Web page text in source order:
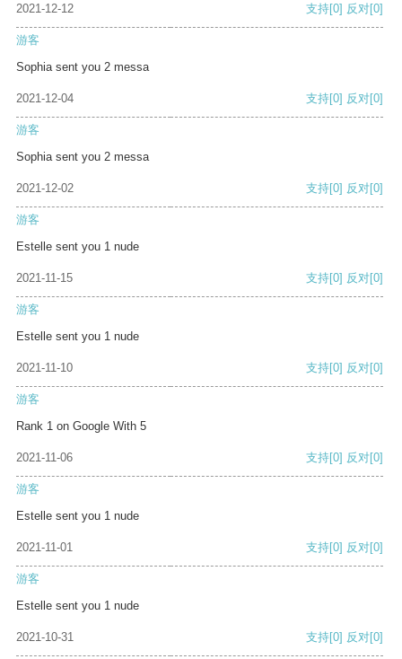
2021-12-12 支持[0] 反对[0]
游客
Sophia sent you 2 messa
2021-12-04 支持[0] 反对[0]
游客
Sophia sent you 2 messa
2021-12-02 支持[0] 反对[0]
游客
Estelle sent you 1 nude
2021-11-15 支持[0] 反对[0]
游客
Estelle sent you 1 nude
2021-11-10 支持[0] 反对[0]
游客
Rank 1 on Google With 5
2021-11-06 支持[0] 反对[0]
游客
Estelle sent you 1 nude
2021-11-01 支持[0] 反对[0]
游客
Estelle sent you 1 nude
2021-10-31 支持[0] 反对[0]